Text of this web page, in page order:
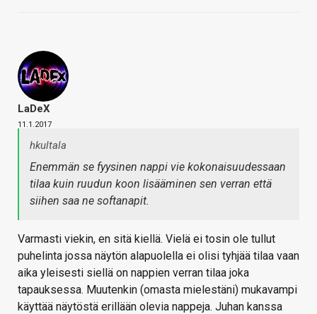
LaDeX
11.1.2017
hkultala
Enemmän se fyysinen nappi vie kokonaisuudessaan
tilaa kuin ruudun koon lisääminen sen verran että
siihen saa ne softanapit.
Varmasti viekin, en sitä kiellä. Vielä ei tosin ole tullut
puhelinta jossa näytön alapuolella ei olisi tyhjää tilaa vaan
aika yleisesti siellä on nappien verran tilaa joka
tapauksessa. Muutenkin (omasta mielestäni) mukavampi
käyttää näytöstä erillään olevia nappeja. Juhan kanssa